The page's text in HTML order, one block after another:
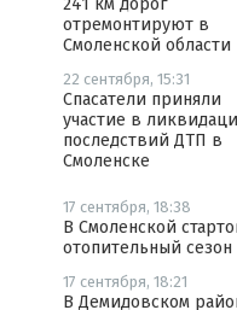
241 км дорог
отремонтируют в
Смоленской области
22 сентября, 15:31
Спасатели приняли
участие в
последствий ДТП в
Смоленске
17 сентября, 18:38
В Смоленской
отопительный сезон
17 сентября, 18:21
В Демидовском